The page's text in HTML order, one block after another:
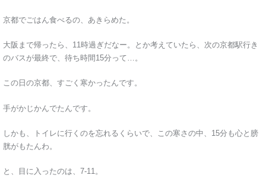
京都でごはん食べるの、あきらめた。
大阪まで帰ったら、11時過ぎだなー。とか考えていたら、次の京都駅行き
のバスが最終で、待ち時間15分って…。
この日の京都、すごく寒かったんです。
手がかじかんでたんです。
しかも、トイレに行くのを忘れるくらいで、この寒さの中、15分も心と膀
胱がもたんわ。
と、目に入ったのは、7-11。